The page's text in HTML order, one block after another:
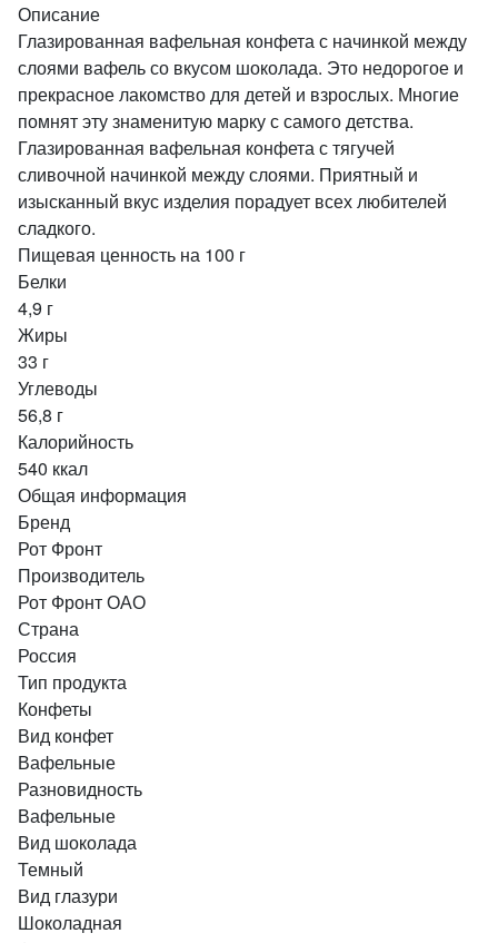
Описание
Глазированная вафельная конфета с начинкой между
слоями вафель со вкусом шоколада. Это недорогое и
прекрасное лакомство для детей и взрослых. Многие
помнят эту знаменитую марку с самого детства.
Глазированная вафельная конфета с тягучей
сливочной начинкой между слоями. Приятный и
изысканный вкус изделия порадует всех любителей
сладкого.
Пищевая ценность на 100 г
Белки
4,9 г
Жиры
33 г
Углеводы
56,8 г
Калорийность
540 ккал
Общая информация
Бренд
Рот Фронт
Производитель
Рот Фронт ОАО
Страна
Россия
Тип продукта
Конфеты
Вид конфет
Вафельные
Разновидность
Вафельные
Вид шоколада
Темный
Вид глазури
Шоколадная